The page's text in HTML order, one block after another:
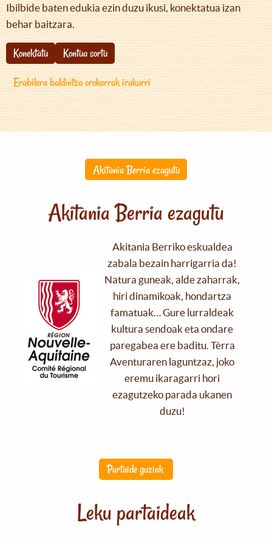
Ibilbide baten edukia ezin duzu ikusi, konektatua izan
behar baitzara.
Konektatu
Kontua sortu
Erabilera baldintza orokorrak irakurri
Akitania Berria ezagutu
Akitania Berria ezagutu
Akitania Berriko eskualdea
zabala bezain harrigarria da!
Natura guneak, alde zaharrak,
hiri dinamikoak, hondartza
famatuak… Gure lurraldeak
kultura sendoak eta ondare
paregabea ere baditu. Tèrra
Aventuraren laguntzaz, joko
eremu ikaragarri hori
ezagutzeko parada ukanen
duzu!
Partaide guziak
Leku partaideak